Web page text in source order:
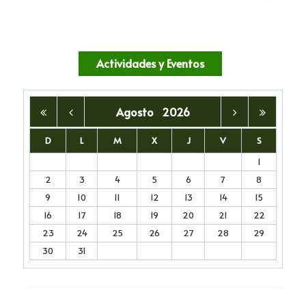
Actividades y Eventos
Agosto 2026
D L M X J V
S
1
2
3 4 5 6 7
8
9
10 11 12 13 14
15
16
17 18 19 20 21
22
23
24 25 26 27 28
29
30
31